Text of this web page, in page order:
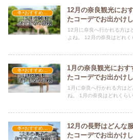
12月の奈良観光にお
たコーデでお出かけ
12月に奈良へ行かれる方は
よね。 12月の奈良はどれ
冬×おすすめの服装
1月の奈良観光にお
たコーデでお出かけ
1月に奈良へ行かれる方は
ね。 1月の奈良はどれくら
冬×おすすめの服装
12月の長野はどんな
たコーデでお出かけ